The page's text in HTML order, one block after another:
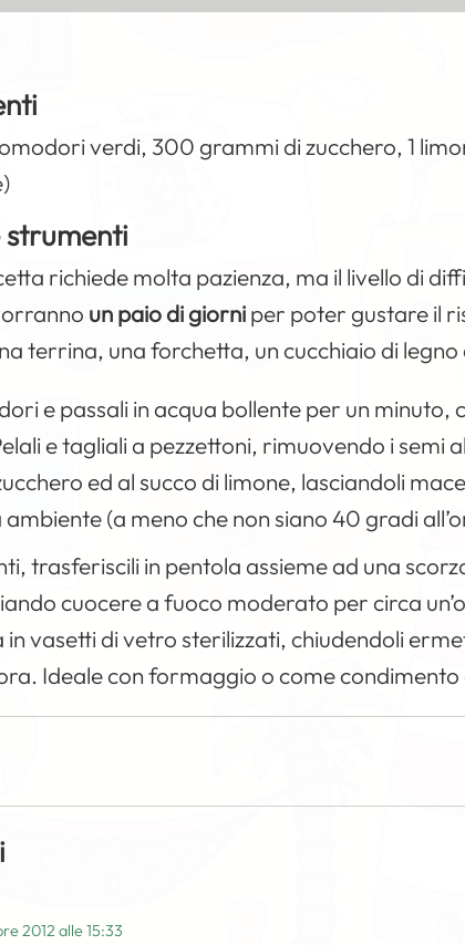
verdi, 300 grammi di zucchero, 1
strumenti
richiede molta pazienza, ma il livello di
un paio di giorniper poter gustare il
terrina, una forchetta, un cucchiaio di legno
e passali in acqua bollente per un minuto,
e tagliali a pezzettoni, rimuovendo i semi
ed al succo di limone, lasciandoli
(a meno che non siano 40 gradi
trasferiscili in pentola assieme ad una
cuocere a fuoco moderato per circa
in vasetti di vetro sterilizzati, chiudendoli
Ideale con formaggio o come condimento
2012 alle 15:33